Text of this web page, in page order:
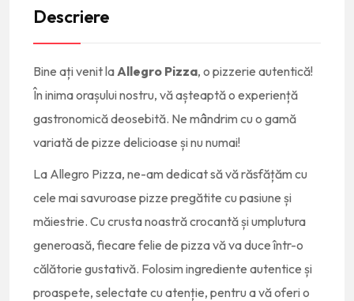
Descriere
Bine ați venit laAllegro Pizza, o pizzerie autentică!
În inima orașului nostru, vă așteaptă o experiență
gastronomică deosebită. Ne mândrim cu o gamă
variată de pizze delicioase și nu numai!
La Allegro Pizza, ne-am dedicat să vă răsfățăm cu
cele mai savuroase pizze pregătite cu pasiune și
măiestrie. Cu crusta noastră crocantă și umplutura
generoasă, fiecare felie de pizza vă va duce într-o
călătorie gustativă. Folosim ingrediente autentice și
proaspete, selectate cu atenție, pentru a vă oferi o